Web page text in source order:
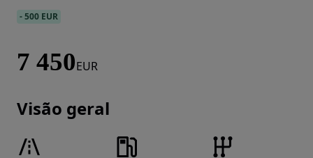
-500 EUR
7 450EUR
Visão geral